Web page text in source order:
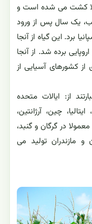
کشت می شده است و
یک سال پس از ورود
برد. این گیاه از آنجا
برده شد. از آنجا
از کشورهای آسیایی از
از: ایالات متحده
چین، آرژانتین،
در گرگان و گنبد،
و مازندران تولید می